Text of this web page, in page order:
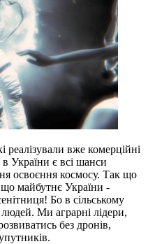
реалізували вже комерційні
України є всі шанси
освоєння космосу. Так що
майбутнє України -
Бо в сільському
Ми аграрні лідери,
без дронів,